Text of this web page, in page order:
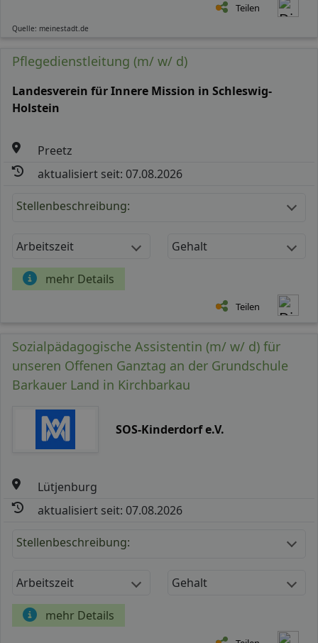
Teilen
Quelle: meinestadt.de
Pflegedienstleitung (m/ w/ d)
Landesverein für Innere Mission in Schleswig-
Holstein
Preetz
aktualisiert seit: 07.08.2026
Stellenbeschreibung:
Arbeitszeit Gehalt
mehr Details
Teilen
Sozialpädagogische Assistentin (m/ w/ d) für
unseren Offenen Ganztag an der Grundschule
Barkauer Land in Kirchbarkau
SOS-Kinderdorf e.V.
Lütjenburg
aktualisiert seit: 07.08.2026
Stellenbeschreibung:
Arbeitszeit Gehalt
mehr Details